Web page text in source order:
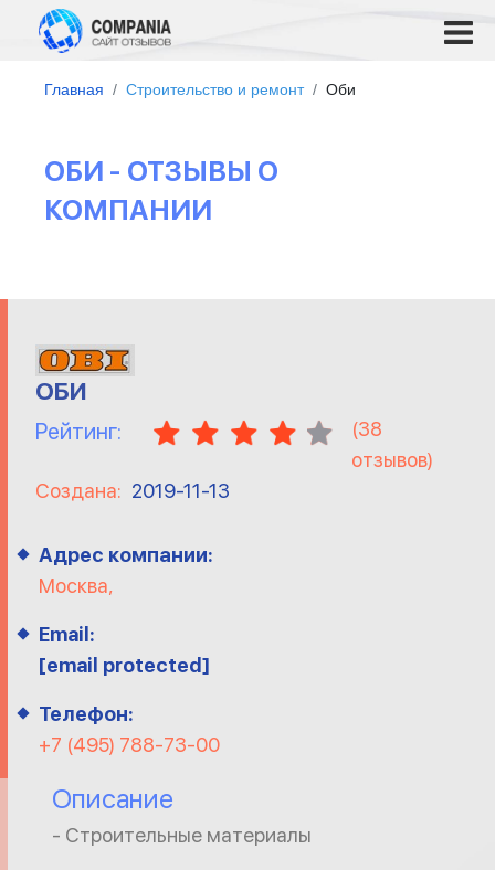
Главная Строительство и ремонт Оби
ОБИ - ОТЗЫВЫ О
КОМПАНИИ
ОБИ
Рейтинг: (38
отзывов)
Создана: 2019-11-13
Адрес компании:
Москва,
Email:
[email protected]
Телефон:
+7 (495) 788-73-00
Описание
- Строительные материалы